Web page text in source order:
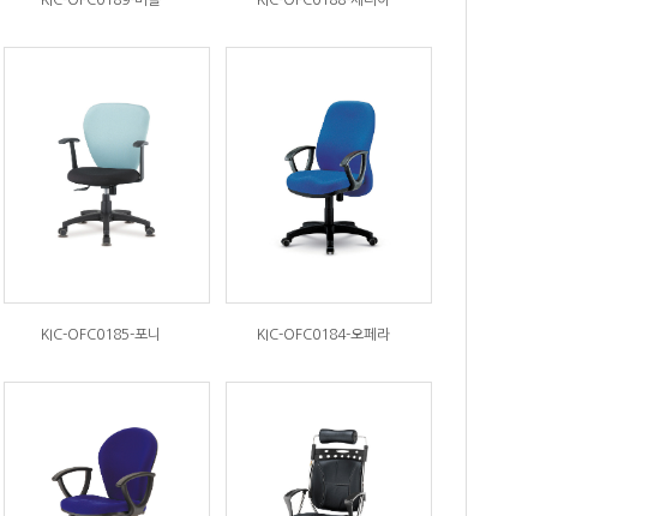
KIC-OFC0185-포니 KIC-OFC0184-오페라